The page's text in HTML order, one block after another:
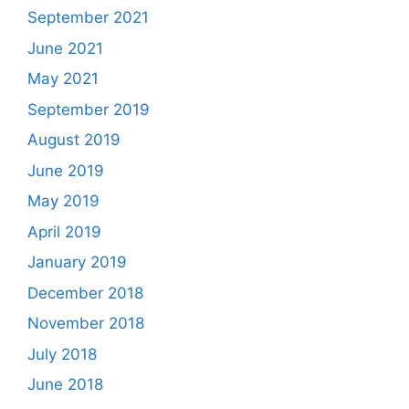
September 2021
June 2021
May 2021
September 2019
August 2019
June 2019
May 2019
April 2019
January 2019
December 2018
November 2018
July 2018
June 2018